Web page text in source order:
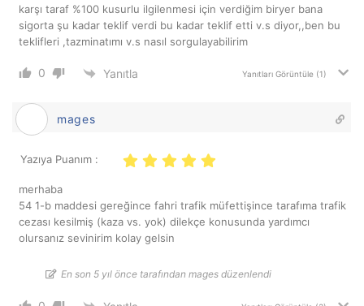
karşı taraf %100 kusurlu ilgilenmesi için verdiğim biryer bana
sigorta şu kadar teklif verdi bu kadar teklif etti v.s diyor,,ben bu
teklifleri ,tazminatımı v.s nasıl sorgulayabilirim
0 Yanıtla Yanıtları Görüntüle (1)
mages
Yazıya Puanım :
merhaba
54 1-b maddesi gereğince fahri trafik müfettişince tarafıma trafik
cezası kesilmiş (kaza vs. yok) dilekçe konusunda yardımcı
olursanız sevinirim kolay gelsin
En son 5 yıl önce tarafından mages düzenlendi